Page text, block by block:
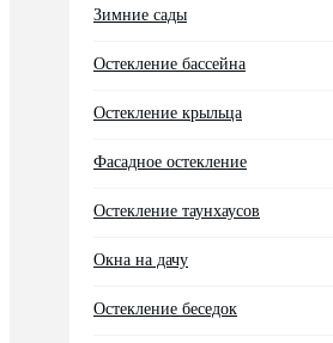
Зимние сады
Остекление бассейна
Остекление крыльца
Фасадное остекление
Остекление таунхаусов
Окна на дачу
Остекление беседок